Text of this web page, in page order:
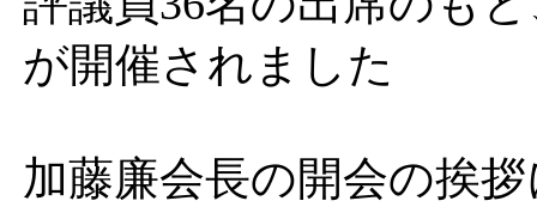
が開催されました
加藤廉会長の開会の挨